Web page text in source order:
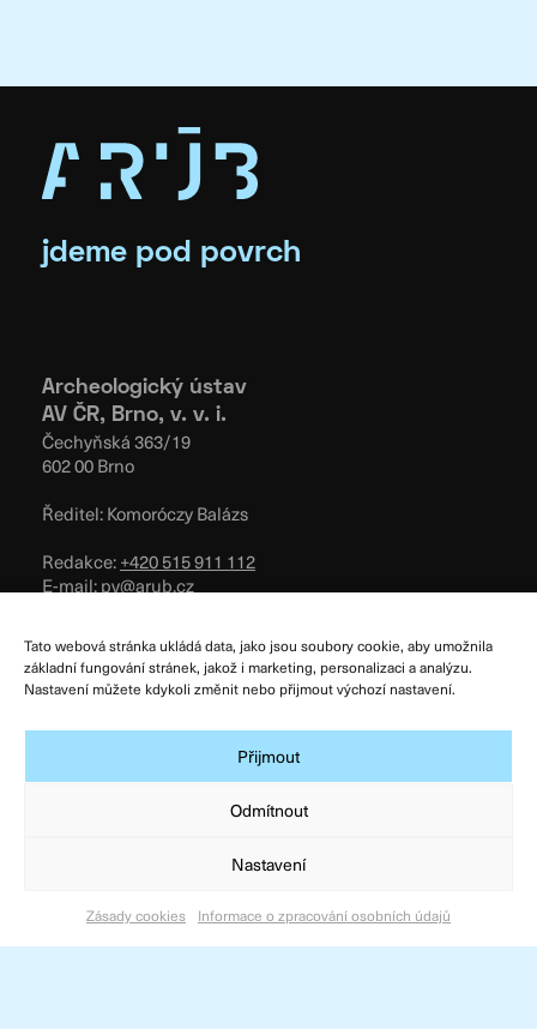
Tato webová stránka ukládá data, jako jsou soubory cookie, aby umožnila
základní fungování stránek, jakož i marketing, personalizaci a analýzu.
Nastavení můžete kdykoli změnit nebo přijmout výchozí nastavení.
Přijmout
Odmítnout
Nastavení
Zásady cookies Informace o zpracování osobních údajů
jdeme pod povrch
Archeologický ústav
AV ČR, Brno, v. v. i.
Čechyňská 363/19
602 00 Brno
Ředitel: Komoróczy Balázs
Redakce:+420 515 911 112
E-mail:pv@arub.cz
Podmínky užívání
Všeobecné obchodní podmínky